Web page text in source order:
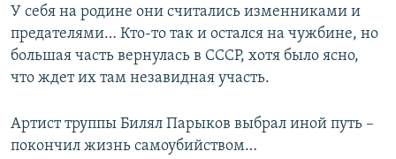
У себя на родине они считались изменниками и
предателями… Кто-то так и остался на чужбине, но
большая часть вернулась в СССР, хотя было ясно,
что ждет их там незавидная участь.
Артист труппы Билял Парыков выбрал иной путь –
покончил жизнь самоубийством…